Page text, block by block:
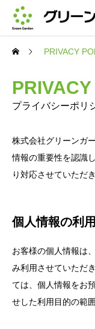
PRIVACY
プライバシーポリ
株式会社グリーンガ
情報の重要性を認識
り対応させていただき
個人情報の利
お客様の個人情報は
み利用させていただ
ては、個人情報をお
せした利用目的の範